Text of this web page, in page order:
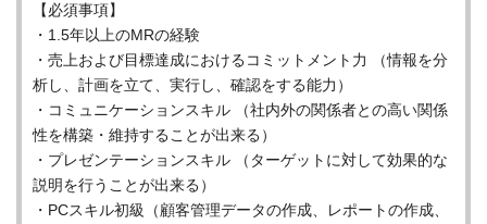
【必須事項】
・1.5年以上のMRの経験
・売上および目標達成におけるコミットメント力 （情報を分
析し、計画を立て、実行し、確認をする能力）
・コミュニケーションスキル （社内外の関係者との高い関係
性を構築・維持することが出来る）
・プレゼンテーションスキル （ターゲットに対して効果的な
説明を行うことが出来る）
・PCスキル初級（顧客管理データの作成、レポートの作成、